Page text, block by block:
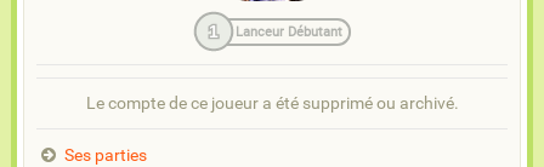
1 Lanceur Débutant
Le compte de ce joueur a été supprimé ou archivé.
Ses parties